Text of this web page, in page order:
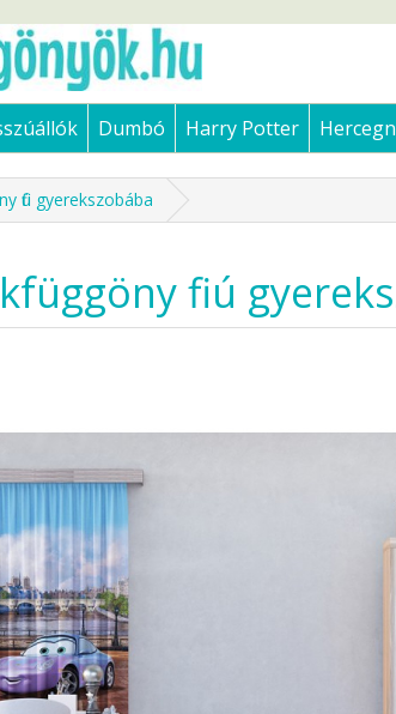
Dumbó Harry Potter
fiú gyerekszobába
fiú